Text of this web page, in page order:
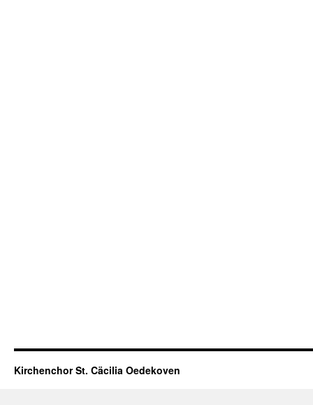
Kirchenchor St. Cäcilia Oedekoven